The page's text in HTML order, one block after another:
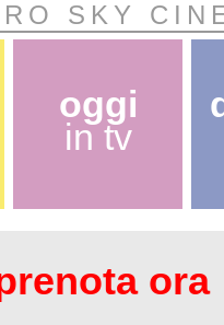
SKY
oggi
in tv
ora